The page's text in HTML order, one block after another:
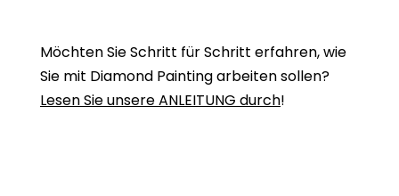
Möchten Sie Schritt für Schritt erfahren, wie
Sie mit Diamond Painting arbeiten sollen?
Lesen Sie unsere ANLEITUNG durch!